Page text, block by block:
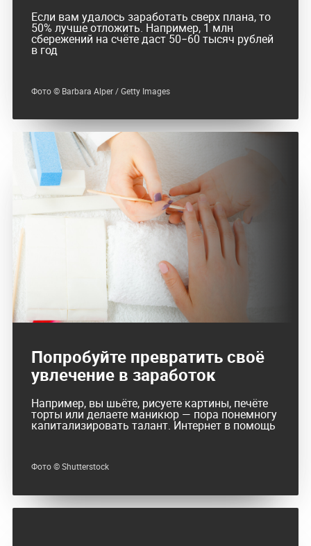
Если вам удалось заработать сверх плана, то
50% лучше отложить. Например, 1 млн
сбережений на счёте даст 50−60 тысяч рублей
в год
Фото © Barbara Alper / Getty Images
Попробуйте превратить своё
увлечение в заработок
Например, вы шьёте, рисуете картины, печёте
торты или делаете маникюр — пора понемногу
капитализировать талант. Интернет в помощь
Фото © Shutterstock